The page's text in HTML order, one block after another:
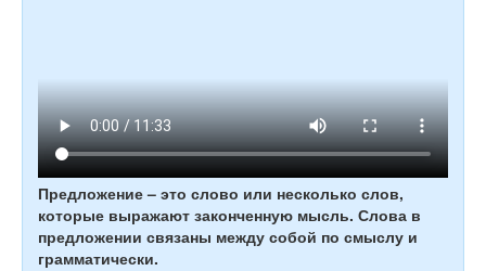
Предложение – это слово или несколько слов,
которые выражают законченную мысль. Слова в
предложении связаны между собой по смыслу и
грамматически.